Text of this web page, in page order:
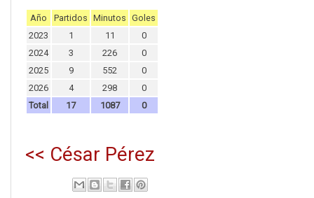
Año Partidos Minutos Goles
2023
1 11
0
2024
3 226
0
2025
9 552
0
2026
4 298
0
Total
17 1087 0
<< César Pérez